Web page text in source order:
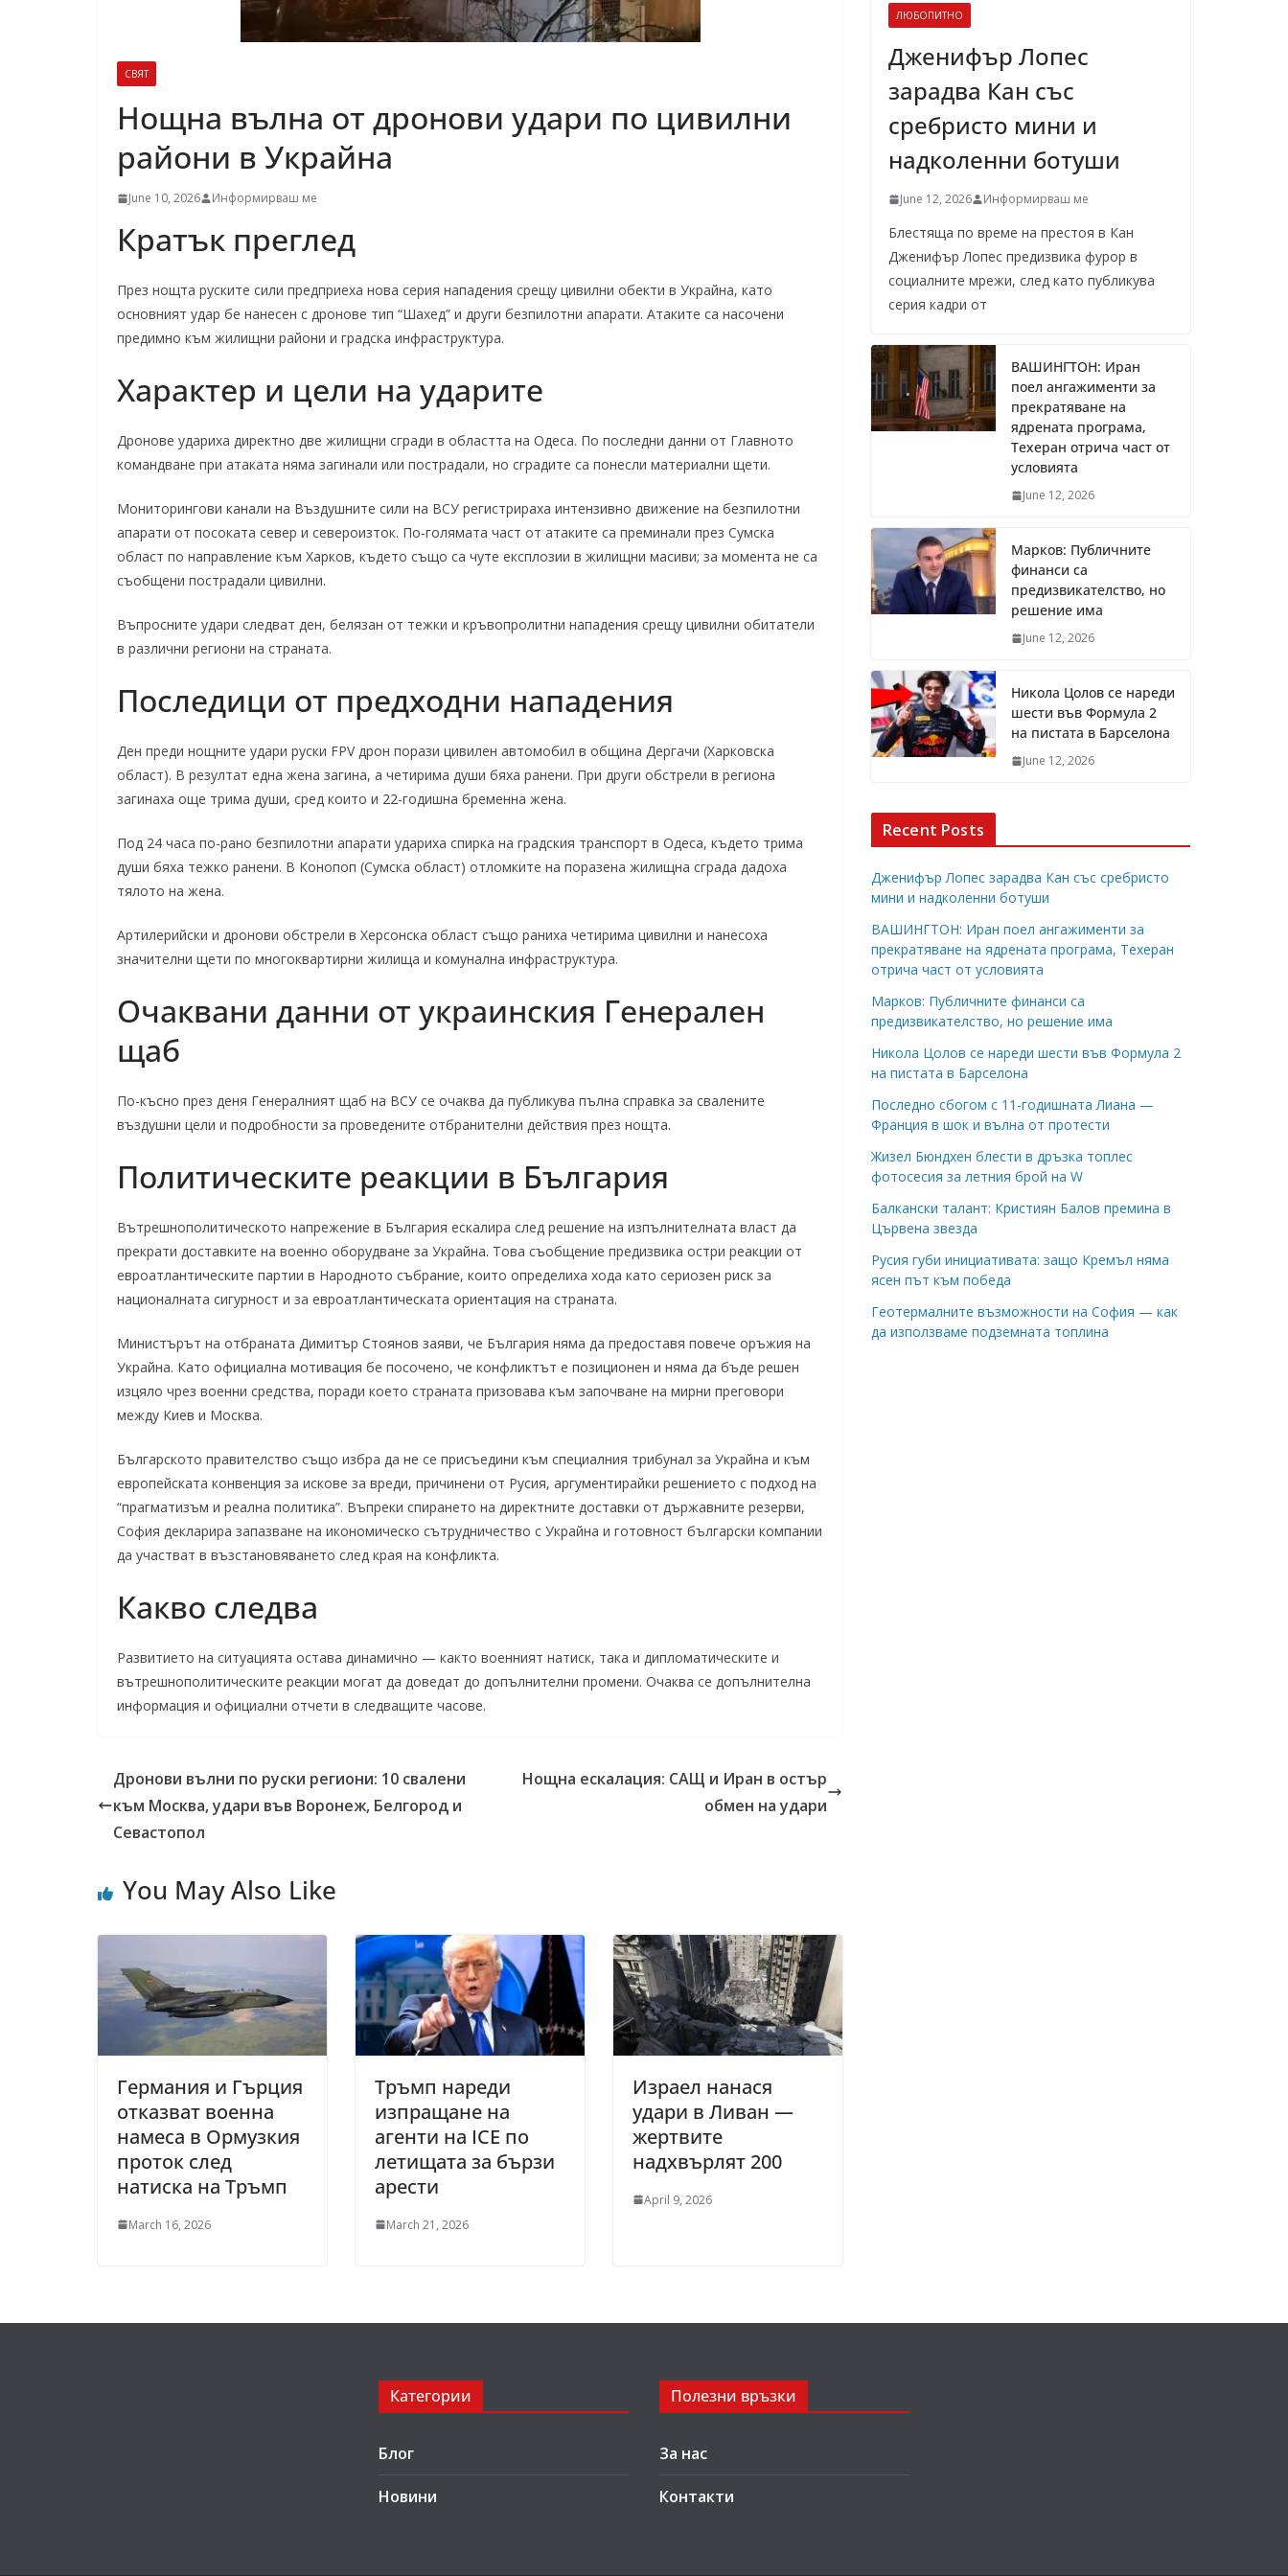
СВЯТ
Нощна вълна от дронови удари по цивилни
райони в Украйна
June 10, 2026 Информирваш ме
Кратък преглед
През нощта руските сили предприеха нова серия нападения срещу цивилни обекти в Украйна, като
основният удар бе нанесен с дронове тип “Шахед” и други безпилотни апарати. Атаките са насочени
предимно към жилищни райони и градска инфраструктура.
Характер и цели на ударите
Дронове удариха директно две жилищни сгради в областта на Одеса. По последни данни от Главното
командване при атаката няма загинали или пострадали, но сградите са понесли материални щети.
Мониторингови канали на Въздушните сили на ВСУ регистрираха интензивно движение на безпилотни
апарати от посоката север и североизток. По-голямата част от атаките са преминали през Сумска
област по направление към Харков, където също са чутe експлозии в жилищни масиви; за момента не са
съобщени пострадали цивилни.
Въпросните удари следват ден, белязан от тежки и кръвопролитни нападения срещу цивилни обитатели
в различни региони на страната.
Последици от предходни нападения
Ден преди нощните удари руски FPV дрон порази цивилен автомобил в община Дергачи (Харковска
област). В резултат една жена загина, а четирима души бяха ранени. При други обстрели в региона
загинаха още трима души, сред които и 22-годишна бременна жена.
Под 24 часа по-рано безпилотни апарати удариха спирка на градския транспорт в Одеса, където трима
души бяха тежко ранени. В Конопоп (Сумска област) отломките на поразена жилищна сграда дадоха
тялото на жена.
Артилерийски и дронови обстрели в Херсонска област също раниха четирима цивилни и нанесоха
значителни щети по многоквартирни жилища и комунална инфраструктура.
Очаквани данни от украинския Генерален
щаб
По-късно през деня Генералният щаб на ВСУ се очаква да публикува пълна справка за свалените
въздушни цели и подробности за проведените отбранителни действия през нощта.
Политическите реакции в България
Вътрешнополитическото напрежение в България ескалира след решение на изпълнителната власт да
прекрати доставките на военно оборудване за Украйна. Това съобщение предизвика остри реакции от
евроатлантическите партии в Народното събрание, които определиха хода като сериозен риск за
националната сигурност и за евроатлантическата ориентация на страната.
Министърът на отбраната Димитър Стоянов заяви, че България няма да предоставя повече оръжия на
Украйна. Като официална мотивация бе посочено, че конфликтът е позиционен и няма да бъде решен
изцяло чрез военни средства, поради което страната призовава към започване на мирни преговори
между Киев и Москва.
Българското правителство също избра да не се присъедини към специалния трибунал за Украйна и към
европейската конвенция за искове за вреди, причинени от Русия, аргументирайки решението с подход на
“прагматизъм и реална политика”. Въпреки спирането на директните доставки от държавните резерви,
София декларира запазване на икономическо сътрудничество с Украйна и готовност български компании
да участват в възстановяването след края на конфликта.
Какво следва
Развитието на ситуацията остава динамично — както военният натиск, така и дипломатическите и
вътрешнополитическите реакции могат да доведат до допълнителни промени. Очаква се допълнителна
информация и официални отчети в следващите часове.
Дронови вълни по руски региони: 10 свалени
към Москва, удари във Воронеж, Белгород и
Севастопол
Нощна ескалация: САЩ и Иран в остър
обмен на удари
You May Also Like
Германия и Гърция
отказват военна
намеса в Ормузкия
проток след
натиска на Тръмп
March 16, 2026
Тръмп нареди
изпращане на
агенти на ICE по
летищата за бързи
арести
March 21, 2026
Израел нанася
удари в Ливан —
жертвите
надхвърлят 200
April 9, 2026
ЛЮБОПИТНО
Дженифър Лопес
зарадва Кан със
сребристо мини и
надколенни ботуши
June 12, 2026 Информирваш ме
Блестяща по време на престоя в Кан
Дженифър Лопес предизвика фурор в
социалните мрежи, след като публикува
серия кадри от
ВАШИНГТОН: Иран
поел ангажименти за
прекратяване на
ядрената програма,
Техеран отрича част от
условията
June 12, 2026
Марков: Публичните
финанси са
предизвикателство, но
решение има
June 12, 2026
Никола Цолов се нареди
шести във Формула 2
на пистата в Барселона
June 12, 2026
Recent Posts
Дженифър Лопес зарадва Кан със сребристо
мини и надколенни ботуши
ВАШИНГТОН: Иран поел ангажименти за
прекратяване на ядрената програма, Техеран
отрича част от условията
Марков: Публичните финанси са
предизвикателство, но решение има
Никола Цолов се нареди шести във Формула 2
на пистата в Барселона
Последно сбогом с 11-годишната Лиана —
Франция в шок и вълна от протести
Жизел Бюндхен блести в дръзка топлес
фотосесия за летния брой на W
Балкански талант: Кристиян Балов премина в
Цървена звезда
Русия губи инициативата: защо Кремъл няма
ясен път към победа
Геотермалните възможности на София — как
да използваме подземната топлина
Категории
Блог
Новини
Полезни връзки
За нас
Контакти